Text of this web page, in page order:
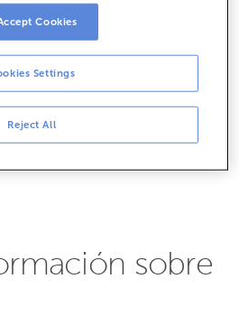
- Portugal
- USA
sobre
Reject All
Settings
Cookies